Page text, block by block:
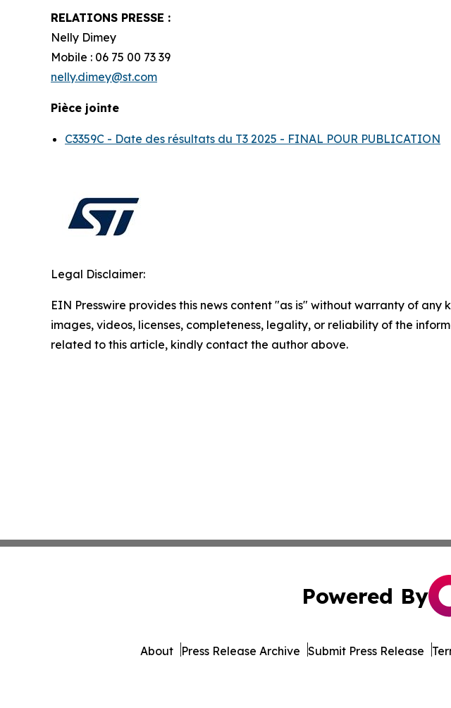
RELATIONS PRESSE :
Nelly Dimey
Mobile : 06 75 00 73 39
nelly.dimey@st.com
Pièce jointe
C3359C - Date des résultats du T3 2025 - FINAL POUR PUBLICATION
Legal Disclaimer:
EIN Presswire provides this news content "as is" without warranty of
images, videos, licenses, completeness, legality, or reliability of the
related to this article, kindly contact the author above.
Powered By
About Press Release Archive Submit Press Release